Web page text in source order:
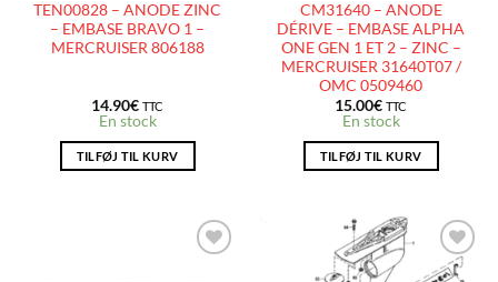
TEN00828 – ANODE ZINC
– EMBASE BRAVO 1 –
MERCRUISER 806188
14.90€ TTC
En stock
TILFØJ TIL KURV
CM31640 – ANODE
DÉRIVE – EMBASE ALPHA
ONE GEN 1 ET 2 – ZINC –
MERCRUISER 31640T07 /
OMC 0509460
15.00€ TTC
En stock
TILFØJ TIL KURV
AJOUTER